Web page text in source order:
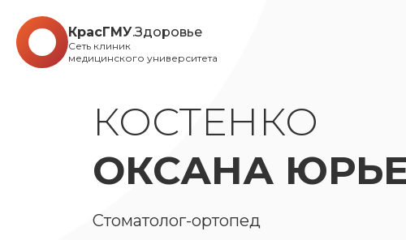
КрасГМУ.Здоровье
Сеть клиник
медицинского университета
КОСТЕНКО
ОКСАНА
Стоматолог-ортопед